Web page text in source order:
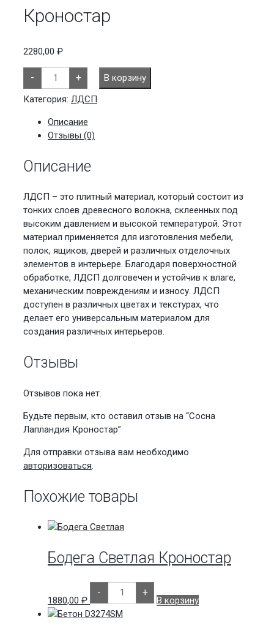
Кроностар
2280,00 ₽
-
Количество
товара
Сосна
Лапландия
Кроностар
+
В корзину
Категория: ЛДСП
Описание
Отзывы (0)
Описание
ЛДСП – это плитный материал, который состоит из
тонких слоев древесного волокна, склеенных под
высоким давлением и высокой температурой. Этот
материал применяется для изготовления мебели,
полок, ящиков, дверей и различных отделочных
элементов в интерьере. Благодаря поверхностной
обработке, ЛДСП долговечен и устойчив к влаге,
механическим повреждениям и износу. ЛДСП
доступен в различных цветах и текстурах, что
делает его универсальным материалом для
создания различных интерьеров.
Отзывы
Отзывов пока нет.
Будьте первым, кто оставил отзыв на “Сосна
Лапландия Кроностар”
Для отправки отзыва вам необходимо
авторизоваться.
Похожие товары
Бодега Светлая Кроностар
1880,00 ₽
-
Количество
товара
Бодега
Светлая
+
В корзину